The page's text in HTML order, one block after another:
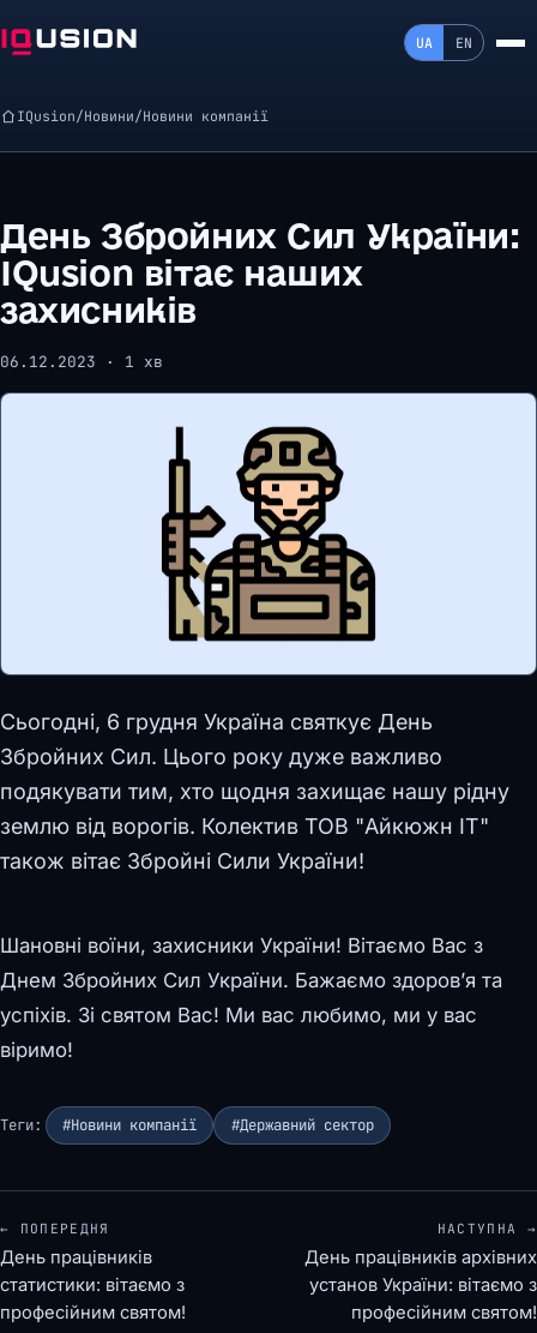
UA EN
IQusion/Новини/Новини компанії
День Збройних Сил України:
IQusion вітає наших
захисників
06.12.2023 · 1 хв
Сьогодні, 6 грудня Україна святкує День
Збройних Сил. Цього року дуже важливо
подякувати тим, хто щодня захищає нашу рідну
землю від ворогів. Колектив ТОВ "Айкюжн ІТ"
також вітає Збройні Сили України!
Шановні воїни, захисники України! Вітаємо Вас з
Днем Збройних Сил України. Бажаємо здоров’я та
успіхів. Зі святом Вас! Ми вас любимо, ми у вас
віримо!
Теги: #Новини компанії #Державний сектор
← ПОПЕРЕДНЯ
День працівників
статистики: вітаємо з
професійним святом!
НАСТУПНА →
День працівників архівних
установ України: вітаємо з
професійним святом!